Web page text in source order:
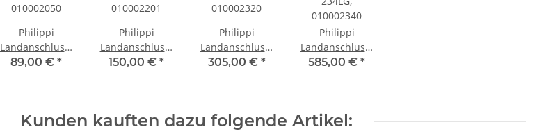
Philippi
Landanschluss-
Einheit LAE 205,
89,00 € *
Philippi
Landanschluss-
Einheit LAE 220,
150,00 € *
Philippi
Landanschluss-
Einheit LAE 232,
305,00 € *
Philippi
Landanschluss-
Einheit LAE
585,00 € *
Kunden kauften dazu folgende Artikel: